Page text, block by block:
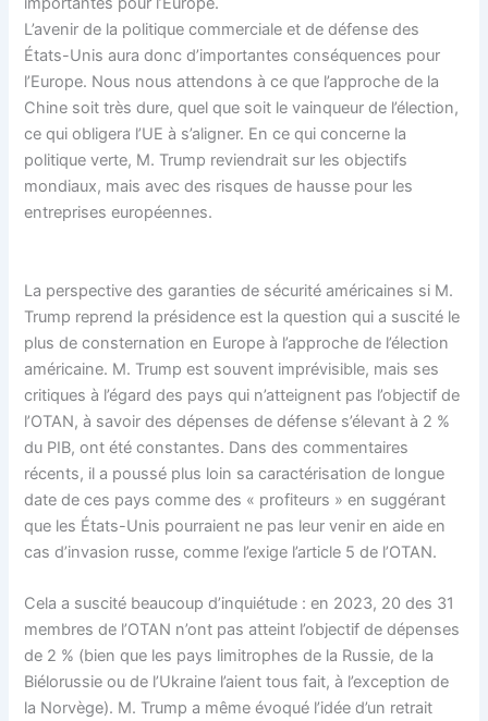
L’avenir de la politique commerciale et de défense des
États-Unis aura donc d’importantes conséquences pour
l’Europe. Nous nous attendons à ce que l’approche de la
Chine soit très dure, quel que soit le vainqueur de l’élection,
ce qui obligera l’UE à s’aligner. En ce qui concerne la
politique verte, M. Trump reviendrait sur les objectifs
mondiaux, mais avec des risques de hausse pour les
entreprises européennes.
La perspective des garanties de sécurité américaines si M.
Trump reprend la présidence est la question qui a suscité le
plus de consternation en Europe à l’approche de l’élection
américaine. M. Trump est souvent imprévisible, mais ses
critiques à l’égard des pays qui n’atteignent pas l’objectif de
l’OTAN, à savoir des dépenses de défense s’élevant à 2 %
du PIB, ont été constantes. Dans des commentaires
récents, il a poussé plus loin sa caractérisation de longue
date de ces pays comme des « profiteurs » en suggérant
que les États-Unis pourraient ne pas leur venir en aide en
cas d’invasion russe, comme l’exige l’article 5 de l’OTAN.
Cela a suscité beaucoup d’inquiétude : en 2023, 20 des 31
membres de l’OTAN n’ont pas atteint l’objectif de dépenses
de 2 % (bien que les pays limitrophes de la Russie, de la
Biélorussie ou de l’Ukraine l’aient tous fait, à l’exception de
la Norvège). M. Trump a même évoqué l’idée d’un retrait